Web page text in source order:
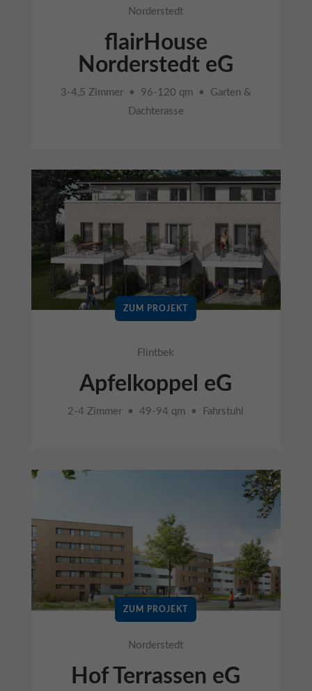
Norderstedt
flairHouse
Norderstedt eG
3-4,5 Zimmer • 96-120 qm • Garten &
Dachterasse
ZUM PROJEKT
Flintbek
Apfelkoppel eG
2-4 Zimmer • 49-94 qm • Fahrstuhl
ZUM PROJEKT
Norderstedt
Hof Terrassen eG